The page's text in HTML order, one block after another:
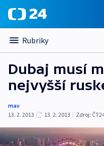
Rubriky
Dubaj musí
nejvyšší
mav
13. 2. 2013
13. 2. 2013 | Zdroj: